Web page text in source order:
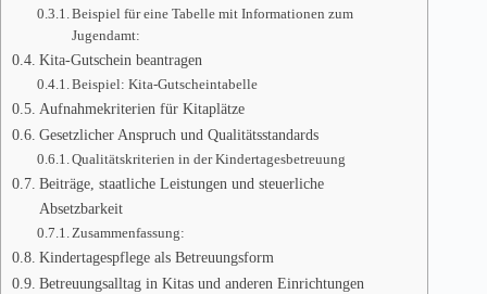
Beispiel für eine Tabelle mit Informationen zum
Jugendamt:
Kita-Gutschein beantragen
Beispiel: Kita-Gutscheintabelle
Aufnahmekriterien für Kitaplätze
Gesetzlicher Anspruch und Qualitätsstandards
Qualitätskriterien in der Kindertagesbetreuung
Beiträge, staatliche Leistungen und steuerliche
Absetzbarkeit
Zusammenfassung:
Kindertagespflege als Betreuungsform
Betreuungsalltag in Kitas und anderen Einrichtungen